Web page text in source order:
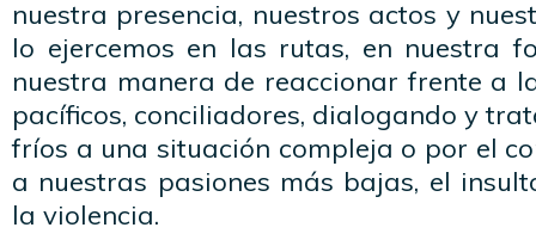
nuestra presencia, nuestros actos y
lo ejercemos en las rutas, en nuestra
nuestra manera de reaccionar frente a
pacíficos, conciliadores, dialogando y
fríos a una situación compleja o por el
a nuestras pasiones más bajas, el
la violencia.